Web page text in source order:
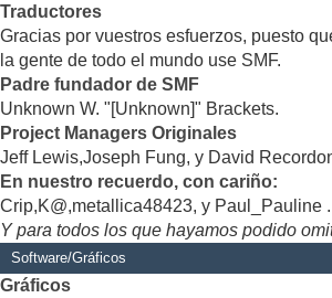
Traductores
Gracias por vuestros esfuerzos, puesto
la gente de todo el mundo use SMF.
Padre fundador de SMF
Unknown W. "[Unknown]" Brackets.
Project Managers Originales
Jeff Lewis,Joseph Fung, y David
En nuestro recuerdo, con cariño:
Crip,K@,metallica48423, y Paul_Pauline .
Y para todos los que hayamos podido
Software/Gráficos
Gráficos